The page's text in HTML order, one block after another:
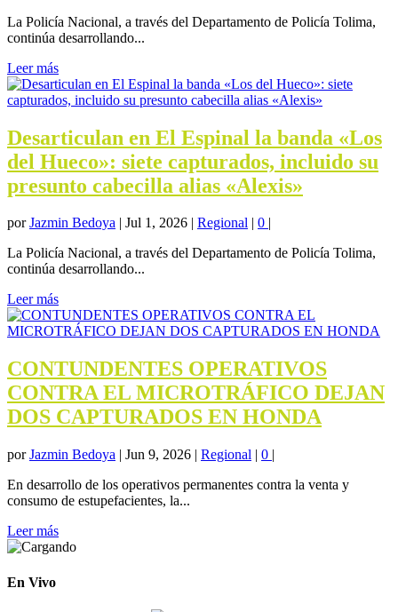
La Policía Nacional, a través del Departamento de Policía Tolima,
continúa desarrollando...
Leer más
Desarticulan en El Espinal la banda «Los
del Hueco»: siete capturados, incluido su
presunto cabecilla alias «Alexis»
porJazmin Bedoya Jul 1, 2026 Regional 0
La Policía Nacional, a través del Departamento de Policía Tolima,
continúa desarrollando...
Leer más
CONTUNDENTES OPERATIVOS
CONTRA EL MICROTRÁFICO DEJAN
DOS CAPTURADOS EN HONDA
porJazmin Bedoya | Jun 9, 2026 | Regional | 0 |
En desarrollo de los operativos permanentes contra la venta y
consumo de estupefacientes, la...
Leer más
En Vivo